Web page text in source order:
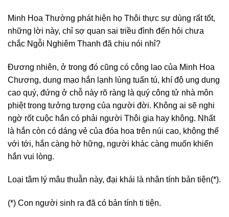
Minh Hoa Thường phát hiện họ Thôi thực sự dùng rất tốt,
những lời này, chỉ sợ quan sai triều đình đến hỏi chưa
chắc Ngỗi Nghiêm Thanh đã chịu nói nhỉ?
Đương nhiên, ở trong đó cũng có công lao của Minh Hoa
Chương, dung mạo hắn lạnh lùng tuấn tú, khí độ ung dung
cao quý, đứng ở chỗ này rõ ràng là quý công tử nhà môn
phiệt trong tưởng tượng của người đời. Không ai sẽ nghi
ngờ rốt cuộc hắn có phải người Thôi gia hay không. Nhất
là hắn còn có dáng vẻ của đóa hoa trên núi cao, không thể
với tới, hắn càng hờ hững, người khác càng muốn khiến
hắn vui lòng.
Loại tâm lý mâu thuẫn này, đại khái là nhân tính bản tiện(*).
(*) Con người sinh ra đã có bản tính ti tiện.